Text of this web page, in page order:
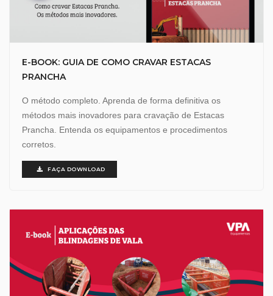
E-BOOK: GUIA DE COMO CRAVAR ESTACAS
PRANCHA
O método completo. Aprenda de forma definitiva os
métodos mais inovadores para cravação de Estacas
Prancha. Entenda os equipamentos e procedimentos
corretos.
FAÇA DOWNLOAD